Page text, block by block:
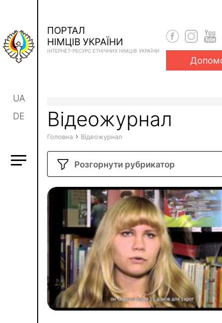
UA
DE
ПОРТАЛ
НІМЦІВ УКРАЇНИ
ІНТЕРНЕТ-РЕСУРС ЕТНІЧНИХ НІМЦІВ УКРАЇНИ
Відеожурнал
Головна › Відеожурнал
Розгорнути рубрикатор